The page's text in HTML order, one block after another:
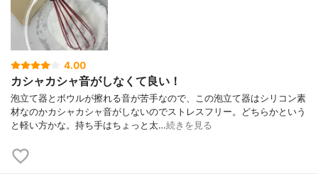
4.00
カシャカシャ音がしなくて良い！
泡立て器とボウルが擦れる音が苦手なので、この泡立て器はシリコン素
材なのかカシャカシャ音がしないのでストレスフリー。どちらかという
と軽い方かな。持ち手はちょっと太…続きを見る